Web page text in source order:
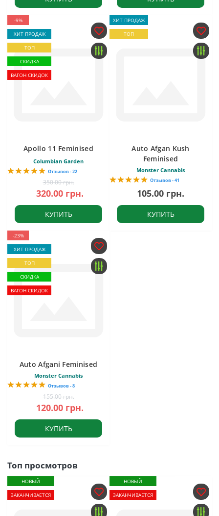
-9%
ХИТ ПРОДАЖ
ТОП
СКИДКА
ВАГОН СКИДОК
Apollo 11 Feminised
Columbian Garden
Отзывов - 22
350.00 грн.
320.00 грн.
КУПИТЬ
ХИТ ПРОДАЖ
ТОП
Auto Afgan Kush
Feminised
Monster Cannabis
Отзывов - 41
105.00 грн.
КУПИТЬ
-23%
ХИТ ПРОДАЖ
ТОП
СКИДКА
ВАГОН СКИДОК
Auto Afgani Feminised
Monster Cannabis
Отзывов - 8
155.00 грн.
120.00 грн.
КУПИТЬ
Топ просмотров
НОВЫЙ
ЗАКАНЧИВАЕТСЯ
НОВЫЙ
ЗАКАНЧИВАЕТСЯ